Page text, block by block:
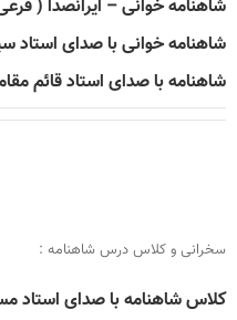
شاهنامه خوانی – ایرانصدا (
شاهنامه خوانی با صدای استاد
شاهنامه با صدای استاد قائم‌
سخرانی و کلاس درس شاهنامه :
کلاس شاهنامه با صدای استاد